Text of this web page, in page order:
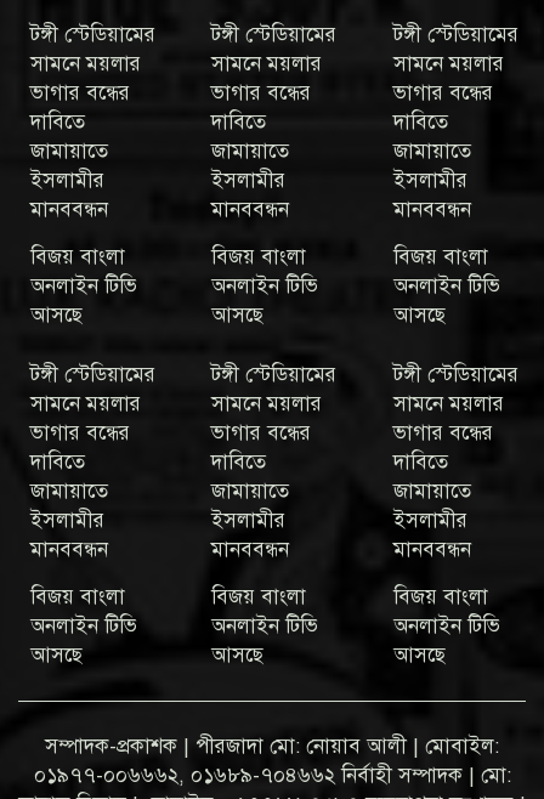
টঙ্গী স্টেডিয়ামের
সামনে ময়লার
ভাগার বন্ধের
দাবিতে
জামায়াতে
ইসলামীর
মানববন্ধন
বিজয় বাংলা
অনলাইন টিভি
আসছে
টঙ্গী স্টেডিয়ামের
সামনে ময়লার
ভাগার বন্ধের
দাবিতে
জামায়াতে
ইসলামীর
মানববন্ধন
বিজয় বাংলা
অনলাইন টিভি
আসছে
টঙ্গী স্টেডিয়ামের
সামনে ময়লার
ভাগার বন্ধের
দাবিতে
জামায়াতে
ইসলামীর
মানববন্ধন
বিজয় বাংলা
অনলাইন টিভি
আসছে
টঙ্গী স্টেডিয়ামের
সামনে ময়লার
ভাগার বন্ধের
দাবিতে
জামায়াতে
ইসলামীর
মানববন্ধন
বিজয় বাংলা
অনলাইন টিভি
আসছে
টঙ্গী স্টেডিয়ামের
সামনে ময়লার
ভাগার বন্ধের
দাবিতে
জামায়াতে
ইসলামীর
মানববন্ধন
বিজয় বাংলা
অনলাইন টিভি
আসছে
টঙ্গী স্টেডিয়ামের
সামনে ময়লার
ভাগার বন্ধের
দাবিতে
জামায়াতে
ইসলামীর
মানববন্ধন
বিজয় বাংলা
অনলাইন টিভি
আসছে
সম্পাদক-প্রকাশক | পীরজাদা মো: নোয়াব আলী | মোবাইল:
০১৯৭৭-০০৬৬৬২, ০১৬৮৯-৭০৪৬৬২ নির্বাহী সম্পাদক | মো: